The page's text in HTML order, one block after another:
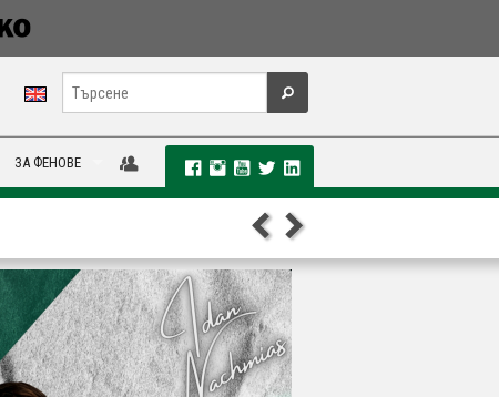
ЗА ФЕНОВЕ